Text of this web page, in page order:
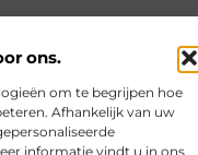
ons.
om te begrijpen hoe
Afhankelijk van uw
informatie vindt u in ons
Email